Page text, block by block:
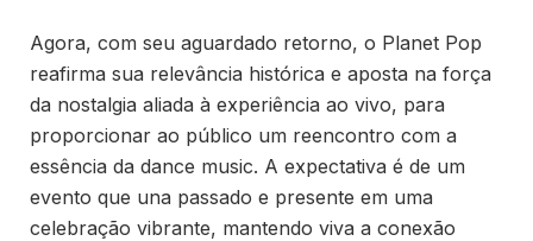
Agora, com seu aguardado retorno, o Planet Pop
reafirma sua relevância histórica e aposta na força
da nostalgia aliada à experiência ao vivo, para
proporcionar ao público um reencontro com a
essência da dance music. A expectativa é de um
evento que una passado e presente em uma
celebração vibrante, mantendo viva a conexão